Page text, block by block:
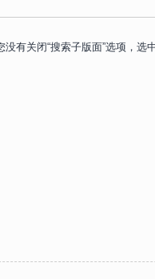
有关闭“搜索子版面”选项，选